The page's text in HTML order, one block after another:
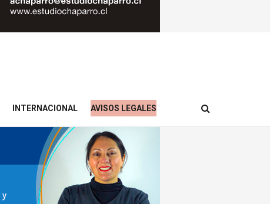
INTERNACIONAL AVISOS LEGALES